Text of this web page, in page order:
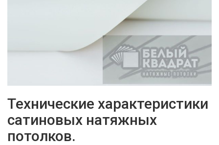
Технические характеристики
сатиновых натяжных
потолков.